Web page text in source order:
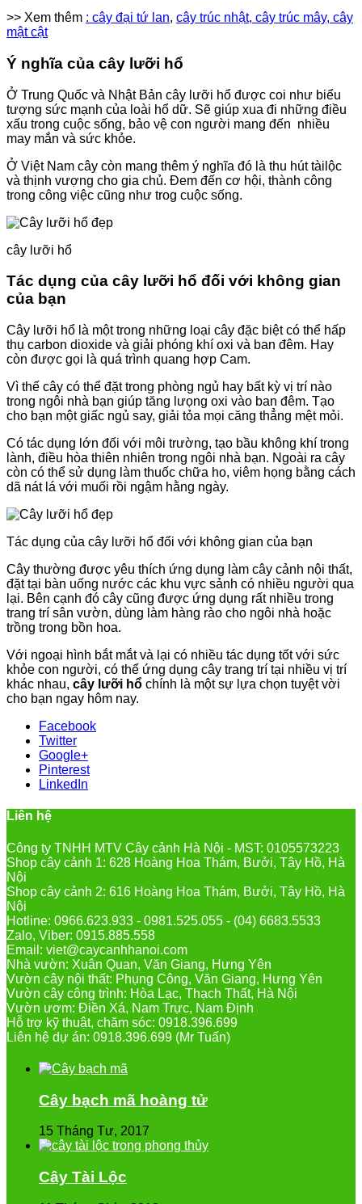
>> Xem thêm : cây đại tứ lan, cây trúc nhật, cây trúc mây, cây
mật cật
Ý nghĩa của cây lưỡi hổ
Ở Trung Quốc và Nhật Bản cây lưỡi hổ được coi như biểu
tượng sức mạnh của loài hổ dữ. Sẽ giúp xua đi những điều
xấu trong cuộc sống, bảo vệ con người mang đến nhiều
may mắn và sức khỏe.
Ở Việt Nam cây còn mang thêm ý nghĩa đó là thu hút tàilộc
và thịnh vượng cho gia chủ. Đem đến cơ hội, thành công
trong công việc cũng như trog cuộc sống.
cây lưỡi hổ
Tác dụng của cây lưỡi hổ đối với không gian
của bạn
Cây lưỡi hổ là một trong những loại cây đặc biệt có thể hấp
thụ carbon dioxide và giải phóng khí oxi và ban đêm. Hay
còn được gọi là quá trình quang hợp Cam.
Vì thế cây có thể đặt trong phòng ngủ hay bất kỳ vị trí nào
trong ngôi nhà bạn giúp tăng lưọng oxi vào ban đêm. Tạo
cho bạn một giấc ngủ say, giải tỏa mọi căng thẳng mệt mỏi.
Có tác dụng lớn đối với môi trường, tạo bầu không khí trong
lành, điều hòa thiên nhiên trong ngôi nhà bạn. Ngoài ra cây
còn có thể sử dụng làm thuốc chữa ho, viêm họng bằng cách
dã nát lá với muối rồi ngậm hằng ngày.
Tác dụng của cây lưỡi hổ đối với không gian của bạn
Cây thường được yêu thích ứng dụng làm cây cảnh nội thất,
đặt tại bàn uống nước các khu vực sảnh có nhiều người qua
lại. Bên cạnh đó cây cũng được ứng dụng rất nhiều trong
trang trí sân vườn, dùng làm hàng rào cho ngôi nhà hoặc
trồng trong bồn hoa.
Với ngoại hình bắt mắt và lại có nhiều tác dụng tốt với sức
khỏe con người, có thể ứng dụng cây trang trí tại nhiều vị trí
khác nhau, cây lưỡi hổ chính là một sự lựa chọn tuyệt vời
cho bạn ngay hôm nay.
Facebook
Twitter
Google+
Pinterest
LinkedIn
Liên hệ
Công ty TNHH MTV Cây cảnh Hà Nội - MST: 0105573223
Shop cây cảnh 1: 628 Hoàng Hoa Thám, Bưởi, Tây Hồ, Hà
Nội
Shop cây cảnh 2: 616 Hoàng Hoa Thám, Bưởi, Tây Hồ, Hà
Nội
Hotline: 0966.623.933 - 0981.525.055 - (04) 6683.5533
Zalo, Viber: 0915.885.558
Email: viet@caycanhhanoi.com
Nhà vườn: Xuân Quan, Văn Giang, Hưng Yên
Vườn cây nội thất: Phụng Công, Văn Giang, Hưng Yên
Vườn cây công trình: Hòa Lạc, Thạch Thất, Hà Nội
Vườn ươm: Điền Xá, Nam Trực, Nam Định
Hỗ trợ kỹ thuật, chăm sóc: 0918.396.699
Liên hệ dự án: 0918.396.699 (Mr Tuấn)
Cây bạch mã hoàng tử
15 Tháng Tư, 2017
Cây Tài Lộc